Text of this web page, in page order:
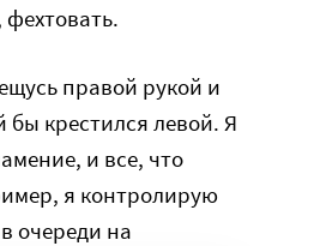
правой рукой и
бы крестился левой. Я
и все, что
я контролирую
очереди на